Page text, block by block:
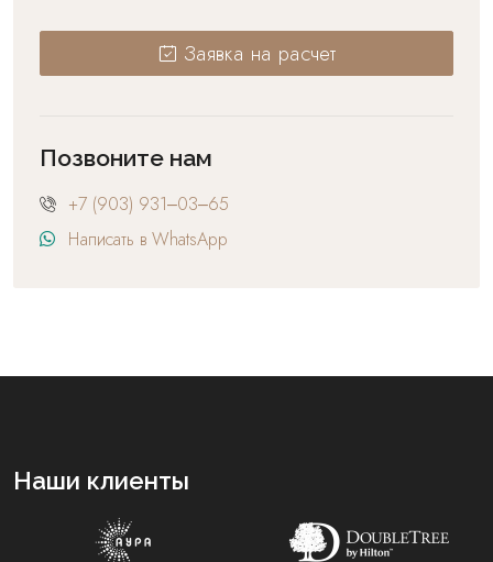
Заявка на расчет
Позвоните нам
+7 (903) 931‒03‒65
Написать в WhatsApp
Наши клиенты